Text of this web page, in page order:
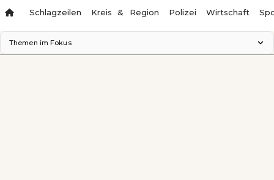
Schlagzeilen Kreis & Region Polizei Wirtschaft
Themen im Fokus